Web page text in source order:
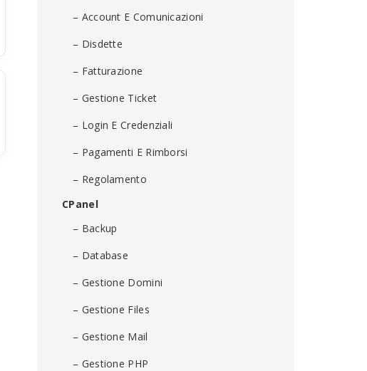
– Account E Comunicazioni
– Disdette
– Fatturazione
– Gestione Ticket
– Login E Credenziali
– Pagamenti E Rimborsi
– Regolamento
CPanel
– Backup
– Database
– Gestione Domini
– Gestione Files
– Gestione Mail
– Gestione PHP